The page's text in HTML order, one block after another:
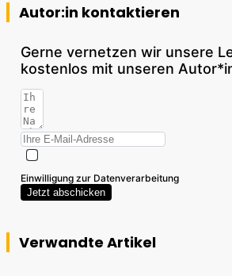
Autor:in kontaktieren
Gerne vernetzen wir unsere
kostenlos mit unseren
Einwilligung zur Datenverarbeitung
Jetzt abschicken
Verwandte Artikel